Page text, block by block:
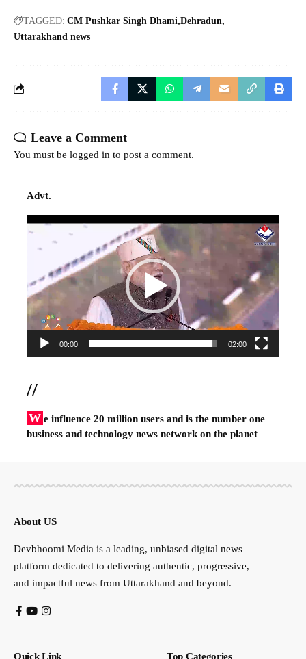
TAGGED: CM Pushkar Singh Dhami Dehradun
Uttarakhand news
Leave a Comment
You must be logged in to post a comment.
Advt.
Video
00:00 02:00
//
W e influence 20 million users and is the number one
business and technology news network on the planet
About US
Devbhoomi Media is a leading, unbiased digital news
platform dedicated to delivering authentic, progressive,
and impactful news from Uttarakhand and beyond.
Quick Link Top Categories